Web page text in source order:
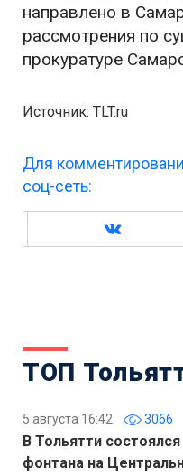
направлено в
рассмотрения по
прокуратуре
Источник: TLT.ru
Для
соц-сеть:
ТОП
5 августа 16:42 3066
В Тольятти
фонтана на